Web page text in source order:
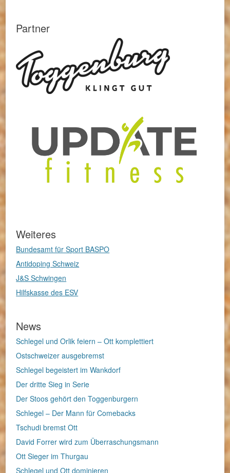
Partner
Weiteres
Bundesamt für Sport BASPO
Antidoping Schweiz
J&S Schwingen
Hilfskasse des ESV
News
Schlegel und Orlik feiern – Ott komplettiert
Ostschweizer ausgebremst
Schlegel begeistert im Wankdorf
Der dritte Sieg in Serie
Der Stoos gehört den Toggenburgern
Schlegel – Der Mann für Comebacks
Tschudi bremst Ott
David Forrer wird zum Überraschungsmann
Ott Sieger im Thurgau
Schlegel und Ott dominieren